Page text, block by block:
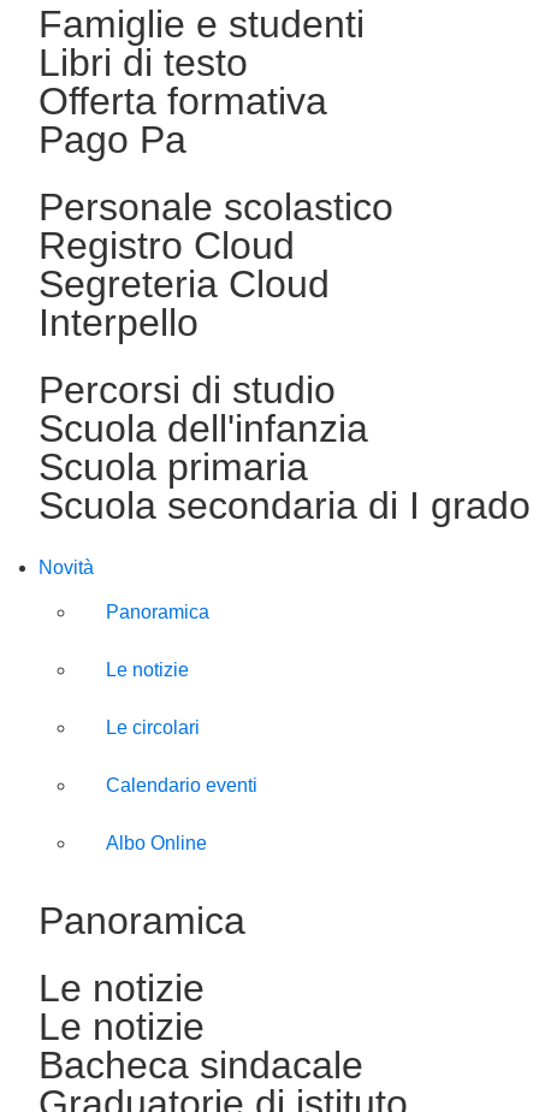
Famiglie e studenti
Libri di testo
Offerta formativa
Pago Pa
Personale scolastico
Registro Cloud
Segreteria Cloud
Interpello
Percorsi di studio
Scuola dell'infanzia
Scuola primaria
Scuola secondaria di I grado
Novità
Panoramica
Le notizie
Le circolari
Calendario eventi
Albo Online
Panoramica
Le notizie
Le notizie
Bacheca sindacale
Graduatorie di istituto